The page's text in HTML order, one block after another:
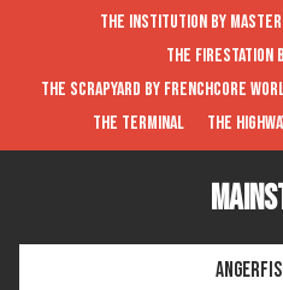
THE INSTITUTION by
THE FIRESTATION
THE SCRAPYARD by FRENCHCORE
THE TERMINAL
THE